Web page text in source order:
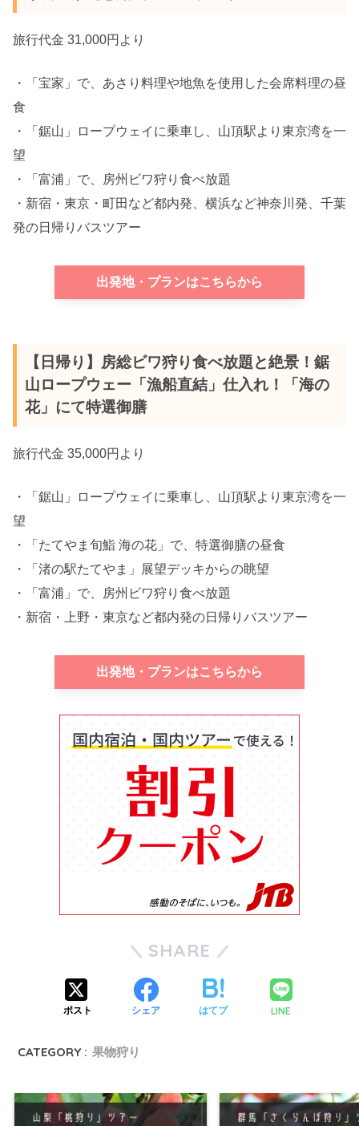
旅行代金 31,000円より
・「宝家」で、あさり料理や地魚を使用した会席料理の昼
食
・「鋸山」ロープウェイに乗車し、山頂駅より東京湾を一
望
・「富浦」で、房州ビワ狩り食べ放題
・新宿・東京・町田など都内発、横浜など神奈川発、千葉
発の日帰りバスツアー
出発地・プランはこちらから
【日帰り】房総ビワ狩り食べ放題と絶景！鋸
山ロープウェー「漁船直結」仕入れ！「海の
花」にて特選御膳
旅行代金 35,000円より
・「鋸山」ロープウェイに乗車し、山頂駅より東京湾を一
望
・「たてやま旬鮨 海の花」で、特選御膳の昼食
・「渚の駅たてやま」展望デッキからの眺望
・「富浦」で、房州ビワ狩り食べ放題
・新宿・上野・東京など都内発の日帰りバスツアー
出発地・プランはこちらから
SHARE
ポスト シェア はてブ LINE
CATEGORY : 果物狩り